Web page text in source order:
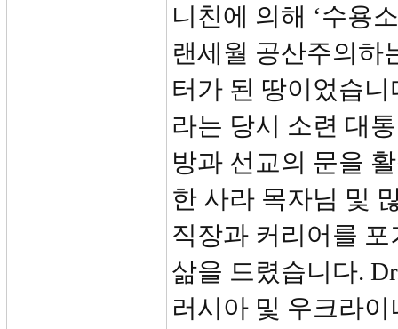
니친에 의해 ‘수용
랜세월 공산주의하
터가 된 땅이었습
라는 당시 소련 대
방과 선교의 문을
한 사라 목자님 및
직장과 커리어를
삶을 드렸습니다.
러시아 및 우크라